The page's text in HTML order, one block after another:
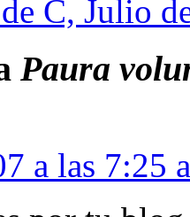
C, Julio
Paura
a las 7:25